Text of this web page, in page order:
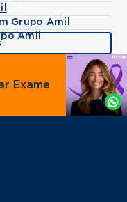
Grupo Amil
Amil
Agende
por
Whatsapp
Exame